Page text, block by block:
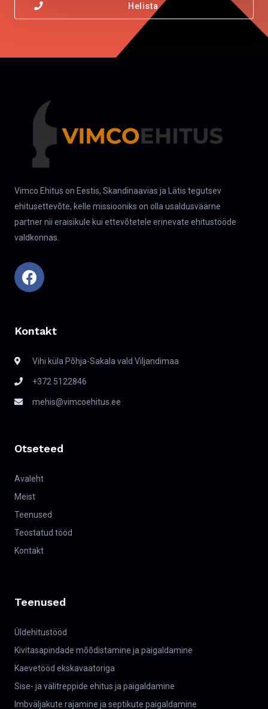
Helista
Vimco Ehitus on Eestis, Skandinaavias ja Lätis tegutsev
ehitusettevõte, kelle missiooniks on olla usaldusväärne
partner nii eraisikule kui ettevõtetele erinevate ehitustööde
valdkonnas.
Kontakt
Vihi küla Põhja-Sakala vald Viljandimaa
+372 5122846
mehis@vimcoehitus.ee
Otseteed
Avaleht
Meist
Teenused
Teostatud tööd
Kontakt
Teenused
Üldehitustööd
Kivitasapindade mõõdistamine ja paigaldamine
Kaevetööd ekskavaatoriga
Sise- ja välitreppide ehitus ja paigaldamine
Imbväljakute rajamine ja septikute paigaldamine